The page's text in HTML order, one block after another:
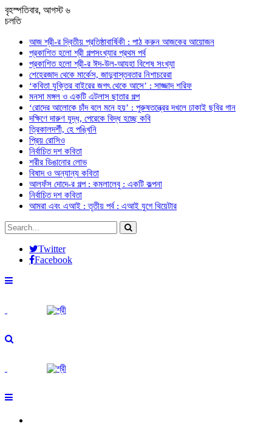
বৃহস্পতিবার, আগস্ট ৬
চলতি
আজ শ্রী-র দ্বিতীয় প্রতিষ্ঠাবার্ষিকী : পাঠ করুন আজকের আয়োজন
প্রকাশিত হলো শ্রী গল্পসংখ্যার প্রথম পর্ব
প্রকাশিত হলো শ্রী-র ঈদ-উল-আযহা বিশেষ সংখ্যা
শেহেরজাদ থেকে মার্কেস, জাদুবাস্তবতার নিশাচরেরা
‘কবিতা যুক্তির বাইরের জগৎ থেকে আসে’ : সাজ্জাদ শরিফ
মনসা মঙ্গল ও একটি এটলাস ছাতার গল্প
‘রোদের আলোকে চাঁদ বলে মনে হয়’ : পুরুষতন্ত্রের দখলে ঢাকাই ছবির গান
দক্ষিণে দারুণ যুদ্ধ, পেরেকে বিদ্ধ হচ্ছে কবি
ত্রিকালদর্শী, হে পঙ্খিনি
প্রিয় রোসিও
নির্বাচিত দশ কবিতা
শরীর ডিঙানোর লোভ
বিষাদ ও অন্যান্য কবিতা
আলফঁস দোদে-র গল্প : কমলালেবু : একটি কল্পনা
নির্বাচিত দশ কবিতা
আমরা এবং এআই : তৃতীয় পর্ব : এআই যুগে থিয়েটার
Twitter
Facebook